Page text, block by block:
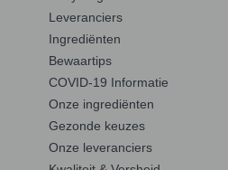
Leveranciers
Ingrediënten
Bewaartips
COVID-19 Informatie
Onze ingrediënten
Gezonde keuzes
Onze leveranciers